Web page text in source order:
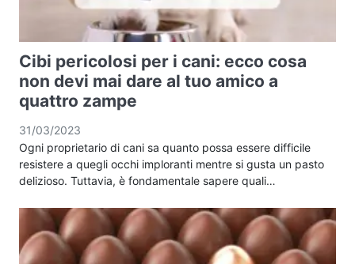
Cibi pericolosi per i cani: ecco cosa
non devi mai dare al tuo amico a
quattro zampe
31/03/2023
Ogni proprietario di cani sa quanto possa essere difficile
resistere a quegli occhi imploranti mentre si gusta un pasto
delizioso. Tuttavia, è fondamentale sapere quali…